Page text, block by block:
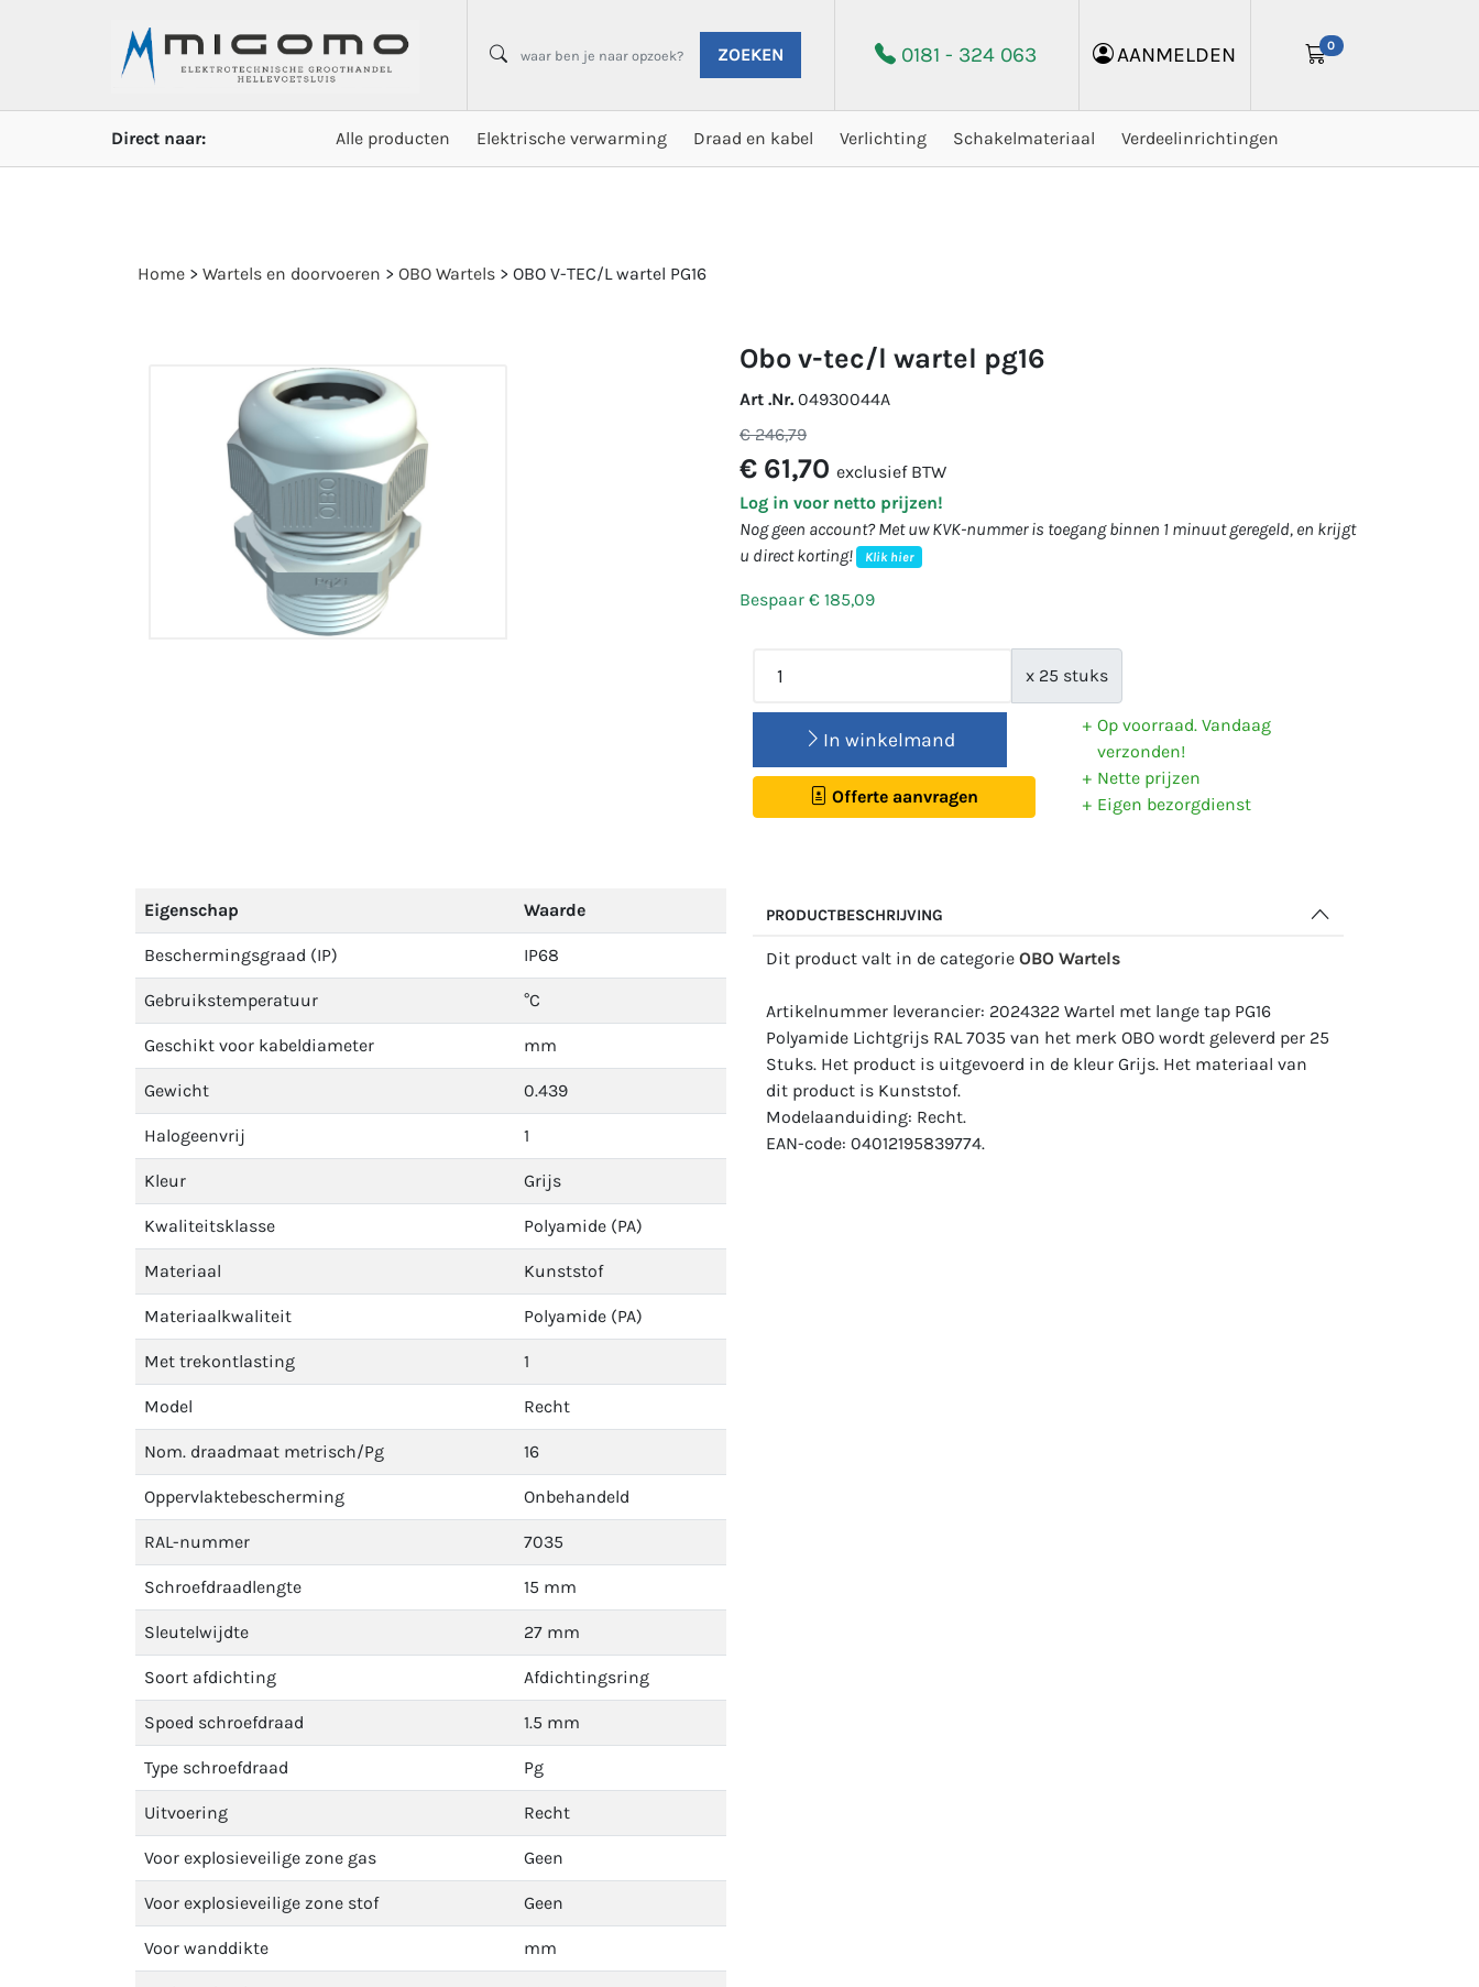
ZOEKEN 0181 - 324 063 AANMELDEN 0
Direct naar: Alle producten Elektrische verwarming Draad en kabel Verlichting Schakelmateriaal Verdeelinrichtingen
Home > Wartels en doorvoeren > OBO Wartels > OBO V-TEC/L wartel PG16
obo v-tec/l wartel pg16
Art .Nr. 04930044A
€ 246,79
€ 61,70 exclusief BTW
Log in voor netto prijzen!
Nog geen account? Met uw KVK-nummer is toegang binnen 1 minuut geregeld, en krijgt
u direct korting!
Klik hier
Bespaar € 185,09
x 25 stuks
In winkelmand
Offerte aanvragen
Op voorraad. Vandaag
verzonden!
Nette prijzen
Eigen bezorgdienst
Eigenschap Waarde
Beschermingsgraad (IP) IP68
Gebruikstemperatuur °C
Geschikt voor kabeldiameter mm
Gewicht 0.439
Halogeenvrij 1
Kleur Grijs
Kwaliteitsklasse Polyamide (PA)
Materiaal Kunststof
Materiaalkwaliteit Polyamide (PA)
Met trekontlasting 1
Model Recht
Nom. draadmaat metrisch/Pg 16
Oppervlaktebescherming Onbehandeld
RAL-nummer 7035
Schroefdraadlengte 15 mm
Sleutelwijdte 27 mm
Soort afdichting Afdichtingsring
Spoed schroefdraad 1.5 mm
Type schroefdraad Pg
Uitvoering Recht
Voor explosieveilige zone gas Geen
Voor explosieveilige zone stof Geen
Voor wanddikte mm
PRODUCTBESCHRIJVING
Dit product valt in de categorie OBO Wartels
Artikelnummer leverancier: 2024322 Wartel met lange tap PG16
Polyamide Lichtgrijs RAL 7035 van het merk OBO wordt geleverd per 25
Stuks. Het product is uitgevoerd in de kleur Grijs. Het materiaal van
dit product is Kunststof.
Modelaanduiding: Recht.
EAN-code: 04012195839774.